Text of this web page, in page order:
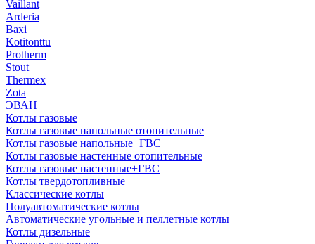
Vaillant
Arderia
Baxi
Kotitonttu
Protherm
Stout
Thermex
Zota
ЭВАН
Котлы газовые
Котлы газовые напольные отопительные
Котлы газовые напольные+ГВС
Котлы газовые настенные отопительные
Котлы газовые настенные+ГВС
Котлы твердотопливные
Классические котлы
Полуавтоматические котлы
Автоматические угольные и пеллетные котлы
Котлы дизельные